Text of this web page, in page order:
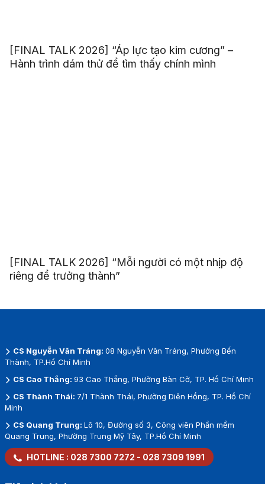
[FINAL TALK 2026] “Áp lực tạo kim cương” –
Hành trình dám thử để tìm thấy chính mình
[FINAL TALK 2026] “Mỗi người có một nhịp độ
riêng để trưởng thành”
CS Nguyễn Văn Tráng: 08 Nguyễn Văn Tráng, Phường Bến
Thành, TP.Hồ Chí Minh
CS Cao Thắng: 93 Cao Thắng, Phường Bàn Cờ, TP. Hồ Chí Minh
CS Thành Thái: 7/1 Thành Thái, Phường Diên Hồng, TP. Hồ Chí
Minh
CS Quang Trung: Lô 10, Đường số 3, Công viên Phần mềm
Quang Trung, Phường Trung Mỹ Tây, TP.Hồ Chí Minh
HOTLINE : 028 7300 7272 - 028 7309 1991